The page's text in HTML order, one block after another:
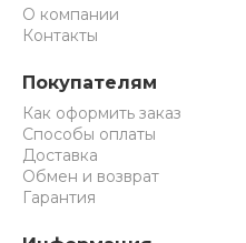
О компании
Контакты
Покупателям
Как оформить заказ
Способы оплаты
Доставка
Обмен и возврат
Гарантия